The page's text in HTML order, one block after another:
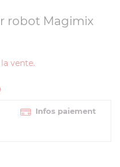
robot Magimix
vente.
Infos paiement